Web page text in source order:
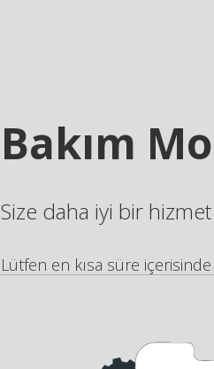
Bakım
Size daha iyi bir
Lütfen en kısa süre